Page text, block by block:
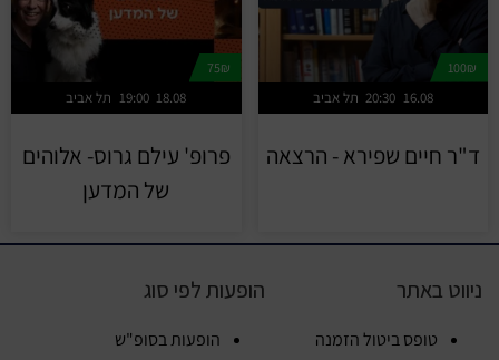
100₪
תל אביב 20:30 16.08
ד"ר חיים שפירא - הרצאה
75₪
תל אביב 19:00 18.08
פרופ' עילם גרוס- אלוהים
של המדען
ניווט באתר
טופס ביטול הזמנה
הופעות לפי סוג
הופעות בסופ"ש